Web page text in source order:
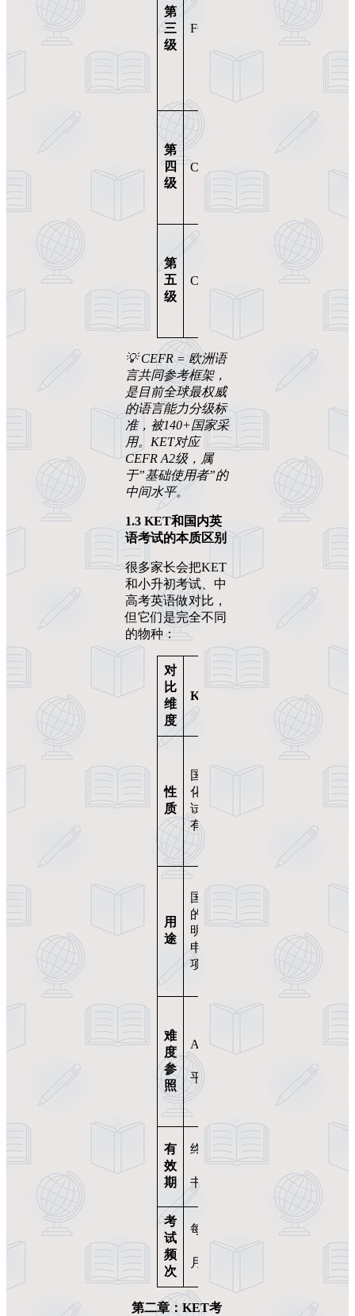
第
三
级
FCE
语
水
平
第
四
级
CAE
级
英
语
接
第
五
级
CPE
母
语
💡 CEFR = 欧洲语
言共同参考框架，
是目前全球最权威
的语言能力分级标
准，被140+国家采
用。KET对应
CEFR A2级，属
于”基础使用者”的
中间水平。
1.3 KET和国内英
语考试的本质区别
很多家长会把KET
和小升初考试、中
高考英语做对比，
但它们是完全不同
的物种：
对
比
维
度
KET
中高
考英
语
性
质
国际标准
化能力测
试（永久
有效）
应试
用
途
国际认可
的能力证
明，升学/
申请加分
项
拔，
分数
决定
去向
难
度
参
照
A2级别
（初中水
平）
难度
有
效
期
终身有效
（纸质证
书）
性，
不保
留
考
试
频
次
每年4次
（3/6/10/12
月）
每年
第二章：KET考